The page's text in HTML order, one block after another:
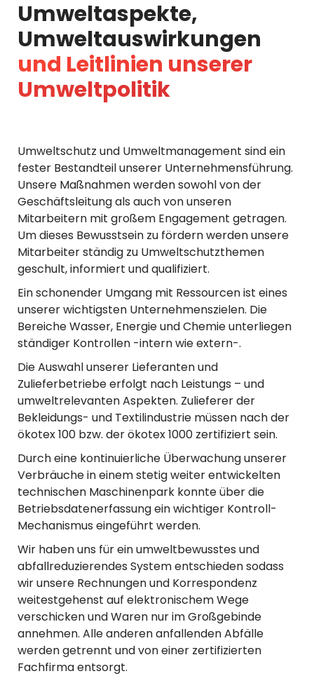
Umweltaspekte,
Umweltauswirkungen
und Leitlinien unserer
Umweltpolitik
Umweltschutz und Umweltmanagement sind ein
fester Bestandteil unserer Unternehmensführung.
Unsere Maßnahmen werden sowohl von der
Geschäftsleitung als auch von unseren
Mitarbeitern mit großem Engagement getragen.
Um dieses Bewusstsein zu fördern werden unsere
Mitarbeiter ständig zu Umweltschutzthemen
geschult, informiert und qualifiziert.
Ein schonender Umgang mit Ressourcen ist eines
unserer wichtigsten Unternehmenszielen. Die
Bereiche Wasser, Energie und Chemie unterliegen
ständiger Kontrollen -intern wie extern-.
Die Auswahl unserer Lieferanten und
Zulieferbetriebe erfolgt nach Leistungs – und
umweltrelevanten Aspekten. Zulieferer der
Bekleidungs- und Textilindustrie müssen nach der
ökotex 100 bzw. der ökotex 1000 zertifiziert sein.
Durch eine kontinuierliche Überwachung unserer
Verbräuche in einem stetig weiter entwickelten
technischen Maschinenpark konnte über die
Betriebsdatenerfassung ein wichtiger Kontroll-
Mechanismus eingeführt werden.
Wir haben uns für ein umweltbewusstes und
abfallreduzierendes System entschieden sodass
wir unsere Rechnungen und Korrespondenz
weitestgehenst auf elektronischem Wege
verschicken und Waren nur im Großgebinde
annehmen. Alle anderen anfallenden Abfälle
werden getrennt und von einer zertifizierten
Fachfirma entsorgt.